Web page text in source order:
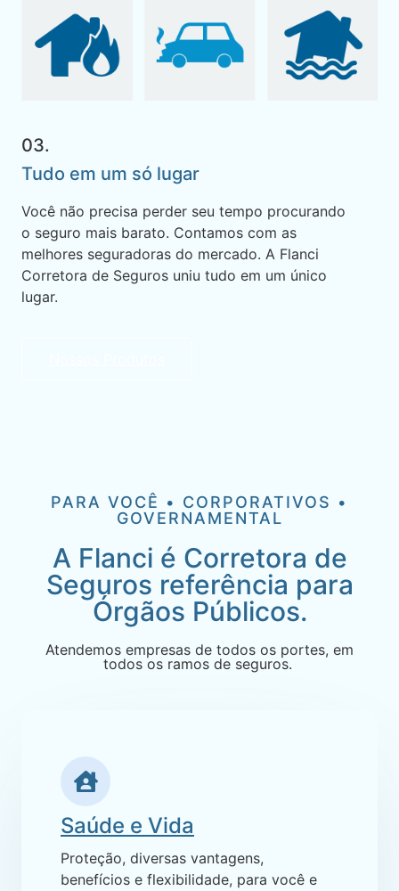
03.
Tudo em um só lugar
Você não precisa perder seu tempo procurando
o seguro mais barato. Contamos com as
melhores seguradoras do mercado. A Flanci
Corretora de Seguros uniu tudo em um único
lugar.
PARA VOCÊ • CORPORATIVOS •
GOVERNAMENTAL
A Flanci é Corretora de
Seguros referência para
Órgãos Públicos.
Atendemos empresas de todos os portes, em
todos os ramos de seguros.
Saúde e Vida
Proteção, diversas vantagens,
benefícios e flexibilidade, para você e